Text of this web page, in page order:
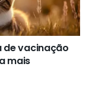
de vacinação
mais